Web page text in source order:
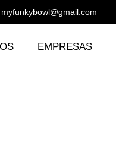
myfunkybowl@gmail.com
EMPRESAS